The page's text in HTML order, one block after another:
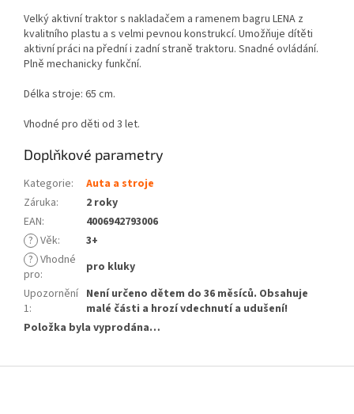
Velký aktivní traktor s nakladačem a ramenem bagru LENA z
kvalitního plastu a s velmi pevnou konstrukcí. Umožňuje dítěti
aktivní práci na přední i zadní straně traktoru. Snadné ovládání.
Plně mechanicky funkční.
Délka stroje: 65 cm.
Vhodné pro děti od 3 let.
Doplňkové parametry
Kategorie:
Auta a stroje
Záruka:
2 roky
EAN:
4006942793006
? Věk:
3+
? Vhodné
pro:
pro kluky
Upozornění
1:
Není určeno dětem do 36 měsíců. Obsahuje
malé části a hrozí vdechnutí a udušení!
Položka byla vyprodána…